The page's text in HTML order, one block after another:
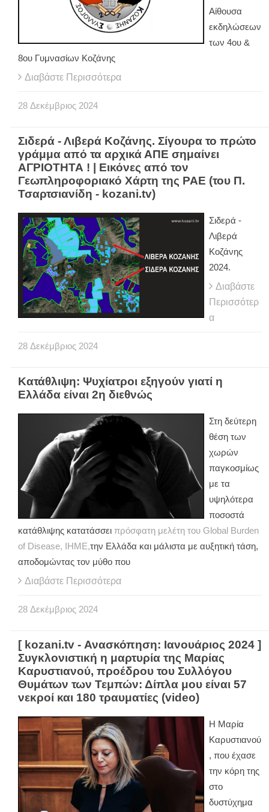
Αίθουσα
εκδηλώσεων
των 4ου &
8ου Γυμνασίων Κοζάνης
Διαβάστε Περισσότερα
28 Δεκέμβριος 2024
Σιδερά - Λιβερά Κοζάνης. Σίγουρα το πρώτο
γράμμα από τα αρχικά ΑΠΕ σημαίνει
ΑΓΡΙΟΤΗΤΑ ! | Εικόνες από τον
Γεωπληροφοριακό Χάρτη της ΡΑΕ (του Π.
Τσαρτσιανίδη - kozani.tv)
Σιδερά -
Λιβερά
Κοζάνης
2024.
Διαβάστε
Περισσότερ
α
28 Δεκέμβριος 2024
Κατάθλιψη: Ψυχίατροι εξηγούν γιατί η
Ελλάδα είναι 2η διεθνώς
Στη δεύτερη
θέση των
χωρών
παγκοσμίως
με τα
υψηλότερα
ποσοστά
κατάθλιψης κατατάσσει πρόσφατη μελέτη του Global Burden
of Disease, IHME,την Ελλάδα και μάλιστα με αυξητική τάση,
αποδομώντας τον μύθο που
Διαβάστε Περισσότερα
28 Δεκέμβριος 2024
[ kozani.tv - Ανασκόπηση: Ιανουάριος 2024 ]
Συγκλονιστική η μαρτυρία της Μαρίας
Καρυστιανού, προέδρου του Συλλόγου
Θυμάτων των Τεμπών: Δίπλα μου είναι 57
νεκροί και 180 τραυματίες (video)
Η Μαρία
Καρυστιανού
, που έχασε
την κόρη της
στο
δυστύχημα